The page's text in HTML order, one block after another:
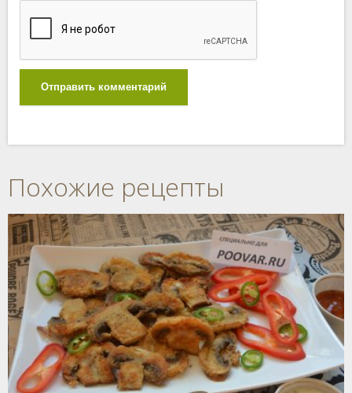
Отправить комментарий
Похожие рецепты